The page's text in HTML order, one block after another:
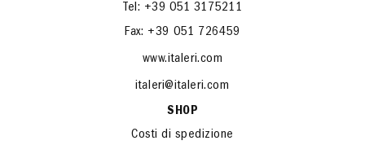
Tel: +39 051 3175211
Fax: +39 051 726459
www.italeri.com
italeri@italeri.com
SHOP
Costi di spedizione